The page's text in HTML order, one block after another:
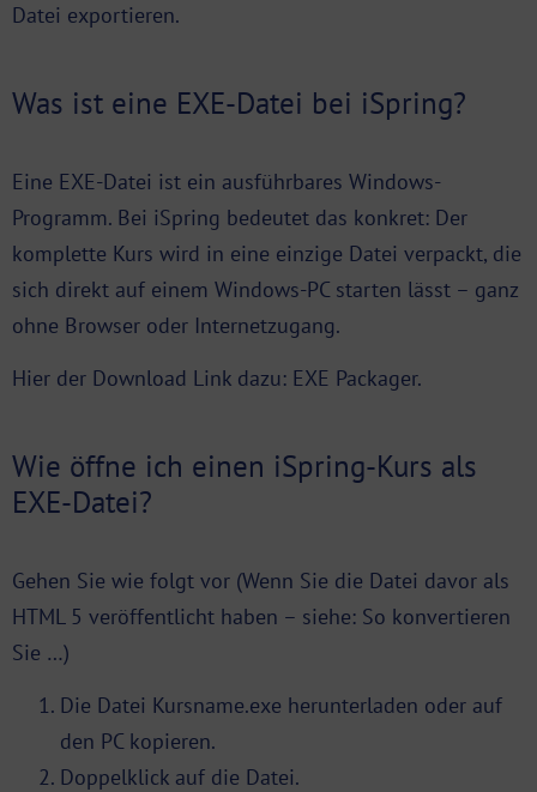
Datei exportieren.
Was ist eine EXE-Datei bei iSpring?
Eine EXE-Datei ist ein ausführbares Windows-
Programm. Bei iSpring bedeutet das konkret: Der
komplette Kurs wird in eine einzige Datei verpackt, die
sich direkt auf einem Windows-PC starten lässt – ganz
ohne Browser oder Internetzugang.
Hier der Download Link dazu: EXE Packager.
Wie öffne ich einen iSpring-Kurs als
EXE-Datei?
Gehen Sie wie folgt vor (Wenn Sie die Datei davor als
HTML 5 veröffentlicht haben – siehe: So konvertieren
Sie …)
Die Datei Kursname.exe herunterladen oder auf
den PC kopieren.
Doppelklick auf die Datei.